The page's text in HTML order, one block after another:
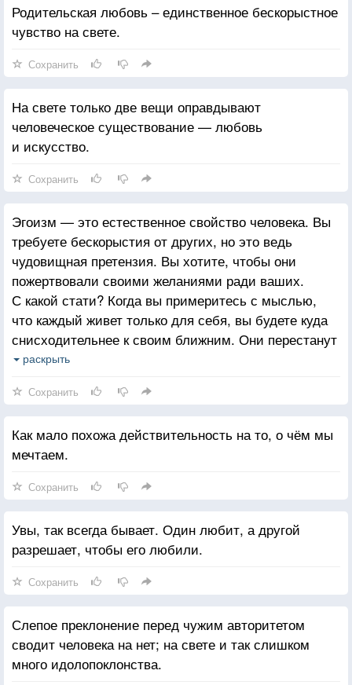
Родительская любовь – единственное бескорыстное
чувство на свете.
Сохранить
На свете только две вещи оправдывают
человеческое существование — любовь
и искусство.
Сохранить
Эгоизм — это естественное свойство человека. Вы
требуете бескорыстия от других, но это ведь
чудовищная претензия. Вы хотите, чтобы они
пожертвовали своими желаниями ради ваших.
С какой стати? Когда вы примеритесь с мыслью,
что каждый живет только для себя, вы будете куда
снисходительнее к своим ближним. Они перестанут
обманывать ваши надежды, и вы начнете относится
раскрыть
Сохранить
Как мало похожа действительность на то, о чём мы
мечтаем.
Сохранить
Увы, так всегда бывает. Один любит, а другой
разрешает, чтобы его любили.
Сохранить
Слепое преклонение перед чужим авторитетом
сводит человека на нет; на свете и так слишком
много идолопоклонства.